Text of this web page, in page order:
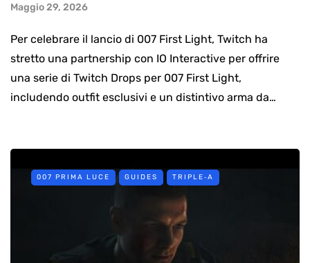
Maggio 29, 2026
Per celebrare il lancio di 007 First Light, Twitch ha
stretto una partnership con IO Interactive per offrire
una serie di Twitch Drops per 007 First Light,
includendo outfit esclusivi e un distintivo arma da…
007 PRIMA LUCE GUIDES TRIPLE‑A